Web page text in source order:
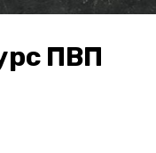
ПВП